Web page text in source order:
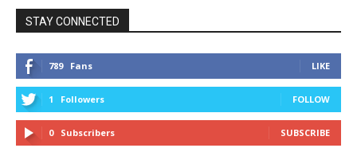
STAY CONNECTED
789 Fans LIKE
1 Followers FOLLOW
0 Subscribers SUBSCRIBE